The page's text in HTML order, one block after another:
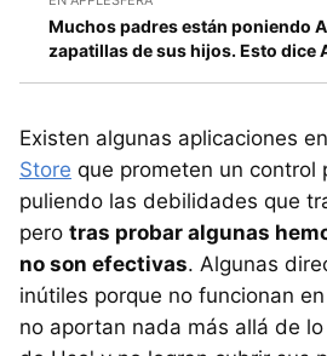
Muchos padres están poniendo
zapatillas de sus hijos. Esto dice
Existen algunas aplicaciones
Store que prometen un control
puliendo las debilidades que
pero tras probar algunas
no son efectivas. Algunas
inútiles porque no funcionan
no aportan nada más allá de